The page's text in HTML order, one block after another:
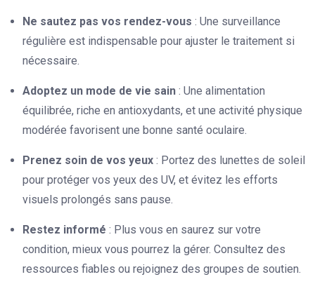
Ne sautez pas vos rendez-vous : Une surveillance
régulière est indispensable pour ajuster le traitement si
nécessaire.
Adoptez un mode de vie sain : Une alimentation
équilibrée, riche en antioxydants, et une activité physique
modérée favorisent une bonne santé oculaire.
Prenez soin de vos yeux : Portez des lunettes de soleil
pour protéger vos yeux des UV, et évitez les efforts
visuels prolongés sans pause.
Restez informé : Plus vous en saurez sur votre
condition, mieux vous pourrez la gérer. Consultez des
ressources fiables ou rejoignez des groupes de soutien.